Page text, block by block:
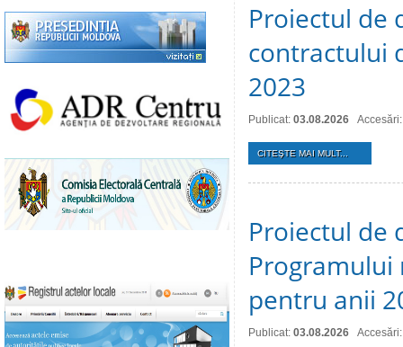
Proiectul de
contractului
2023
Publicat: 03.08.2026
CITEŞTE MAI MULT...
Proiectul de
Programului
pentru anii
Publicat: 03.08.2026